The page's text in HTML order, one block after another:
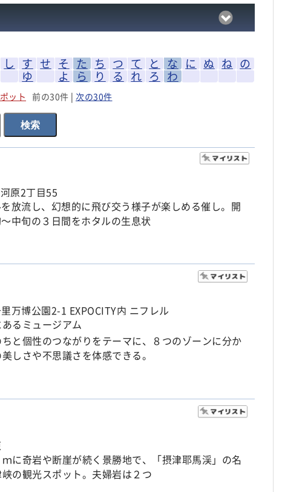
し す せ そ た ち つ て と な に ぬ ね の
ゆ よ ら り る れ ろ わ
ット 前の30件 | 次の30件
原2丁目55
放流し、幻想的に飛び交う様子が楽しめる催し。開
中旬の３日間をホタルの生息状
万博公園2-1 EXPOCITY内 ニフレル
るミュージアム
と個性のつながりをテーマに、８つのゾーンに分か
しさや不思議さを体感できる。
に奇岩や断崖が続く景勝地で、「摂津耶馬渓」の名
の観光スポット。夫婦岩は２つ